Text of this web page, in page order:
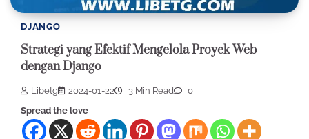
DJANGO
Strategi yang Efektif Mengelola Proyek Web
dengan Django
Libetg 2024-01-22 3 Min Read
0
Spread the love